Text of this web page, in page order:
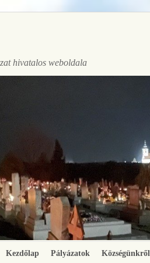
hivatalos weboldala
Kezdőlap Pályázatok Községünkről